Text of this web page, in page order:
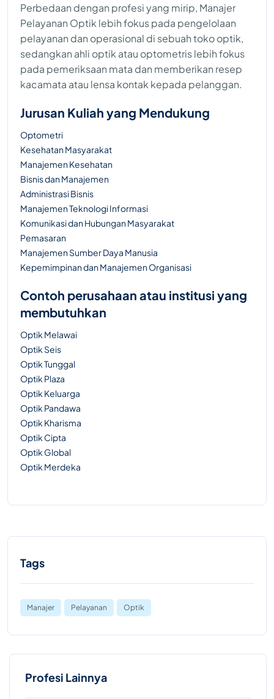
Perbedaan dengan profesi yang mirip, Manajer
Pelayanan Optik lebih fokus pada pengelolaan
pelayanan dan operasional di sebuah toko optik,
sedangkan ahli optik atau optometris lebih fokus
pada pemeriksaan mata dan memberikan resep
kacamata atau lensa kontak kepada pelanggan.
Jurusan Kuliah yang Mendukung
Optometri
Kesehatan Masyarakat
Manajemen Kesehatan
Bisnis dan Manajemen
Administrasi Bisnis
Manajemen Teknologi Informasi
Komunikasi dan Hubungan Masyarakat
Pemasaran
Manajemen Sumber Daya Manusia
Kepemimpinan dan Manajemen Organisasi
Contoh perusahaan atau institusi yang
membutuhkan
Optik Melawai
Optik Seis
Optik Tunggal
Optik Plaza
Optik Keluarga
Optik Pandawa
Optik Kharisma
Optik Cipta
Optik Global
Optik Merdeka
Tags
Manajer Pelayanan Optik
Profesi Lainnya